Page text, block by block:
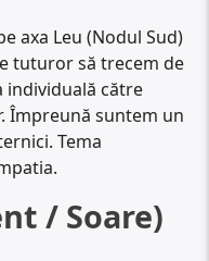
axa Leu (Nodul Sud)
tuturor să trecem de
individuală către
Împreună suntem un
Tema
/ Soare)